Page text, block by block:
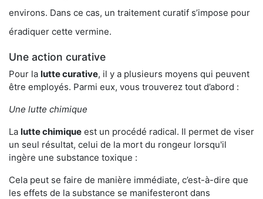
environs. Dans ce cas, un traitement curatif s’impose pour
éradiquer cette vermine.
Une action curative
Pour la lutte curative, il y a plusieurs moyens qui peuvent
être employés. Parmi eux, vous trouverez tout d’abord :
Une lutte chimique
La lutte chimique est un procédé radical. Il permet de viser
un seul résultat, celui de la mort du rongeur lorsqu'il
ingère une substance toxique :
Cela peut se faire de manière immédiate, c’est-à-dire que
les effets de la substance se manifesteront dans